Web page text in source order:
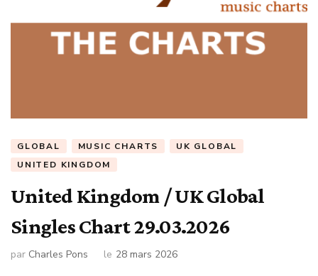
GLOBAL MUSIC CHARTS
UK GLOBAL
UNITED KINGDOM
United Kingdom / UK Global
Singles Chart 29.03.2026
par Charles Pons le 28 mars 2026